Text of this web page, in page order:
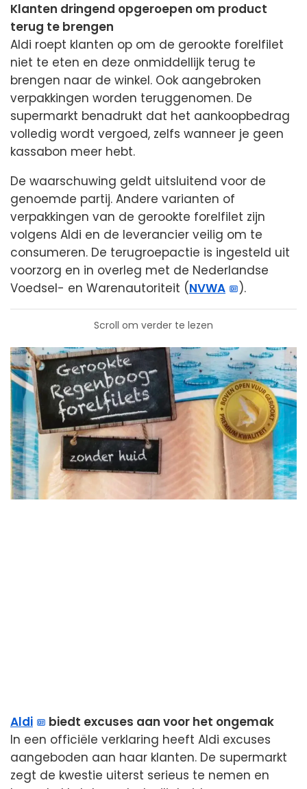
Klanten dringend opgeroepen om product
terug te brengen
Aldi roept klanten op om de gerookte forelfilet
niet te eten en deze onmiddellijk terug te
brengen naar de winkel. Ook aangebroken
verpakkingen worden teruggenomen. De
supermarkt benadrukt dat het aankoopbedrag
volledig wordt vergoed, zelfs wanneer je geen
kassabon meer hebt.
De waarschuwing geldt uitsluitend voor de
genoemde partij. Andere varianten of
verpakkingen van de gerookte forelfilet zijn
volgens Aldi en de leverancier veilig om te
consumeren. De terugroepactie is ingesteld uit
voorzorg en in overleg met de Nederlandse
Voedsel- en Warenautoriteit (NVWA ).
Scroll om verder te lezen
Aldi
biedt excuses aan voor het ongemak
In een officiële verklaring heeft Aldi excuses
aangeboden aan haar klanten. De supermarkt
zegt de kwestie uiterst serieus te nemen en